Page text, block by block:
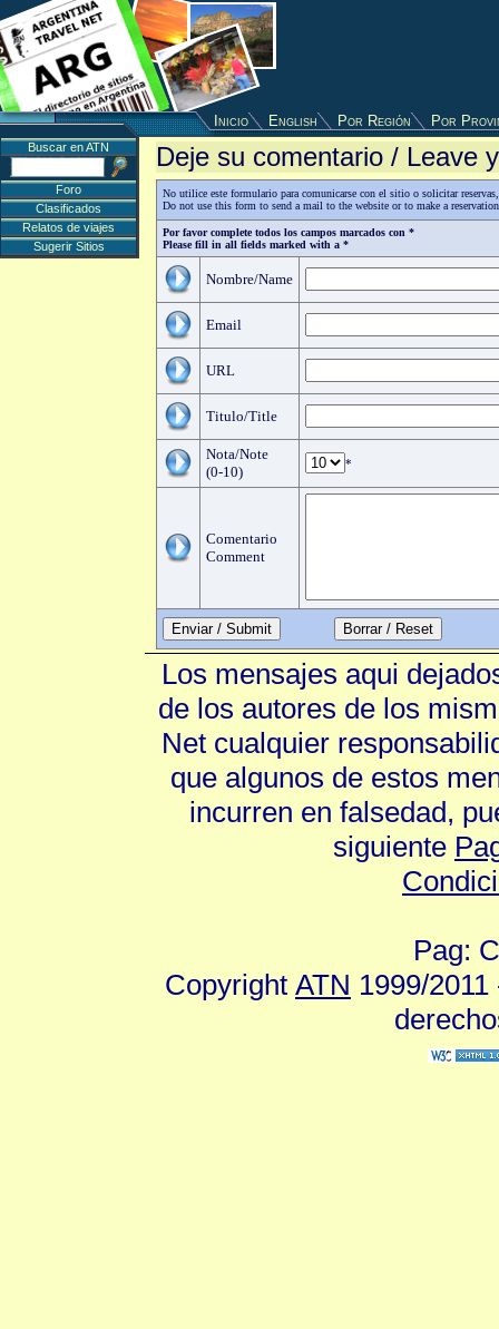
Inicio English Por Región Por
Deje su comentario / Leave
No utilice este formulario para comunicarse con el sitio o solicitar
Do not use this form to send a mail to the website or to make a
Por favor complete todos los campos marcados con *
Please fill in all fields marked with a *
Nombre/Name
Email
URL
Titulo/Title
Nota/Note
(0-10)
*
Comentario
Comment
Enviar / Submit
Buscar en ATN
Foro
Clasificados
Relatos de viajes
Sugerir Sitios
Los mensajes aqui
de los autores de los
Net cualquier
que algunos de estos
incurren en falsedad,
siguiente
Pag:
Copyright ATN 1999/